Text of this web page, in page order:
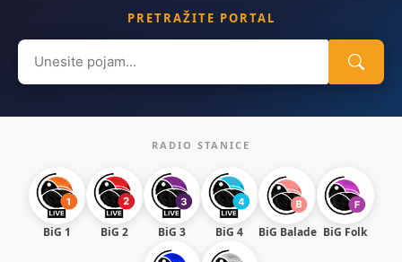
PRETRAŽITE PORTAL
Search
for:
RADIO STANICE
BiG 1 BiG 2 BiG 3 BiG 4 BiG Balade BiG Folk